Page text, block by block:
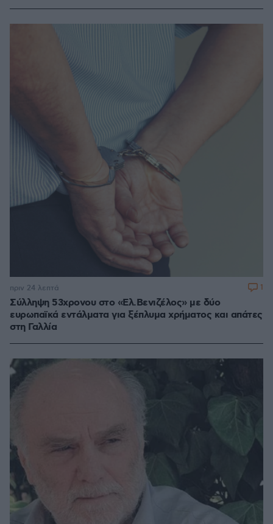
Σύλληψη 53χρονου στο «Ελ.Βενιζέλος» με δύο
ευρωπαϊκά εντάλματα για ξέπλυμα χρήματος και απάτες
στη Γαλλία
πριν 24 λεπτά 1